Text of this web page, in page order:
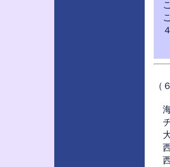
こ
こ
４
（
海
チ
大
西
西